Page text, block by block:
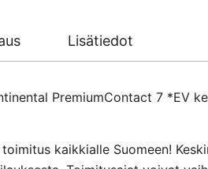
Lisätiedot
PremiumContact 7 *EV
toimitus kaikkialle Suomeen!